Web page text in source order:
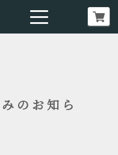
のお知ら